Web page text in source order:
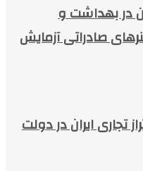
در بهداشت و
کانتینرهای صادراتی آزمایش
تراز تجاری ایران در دولت